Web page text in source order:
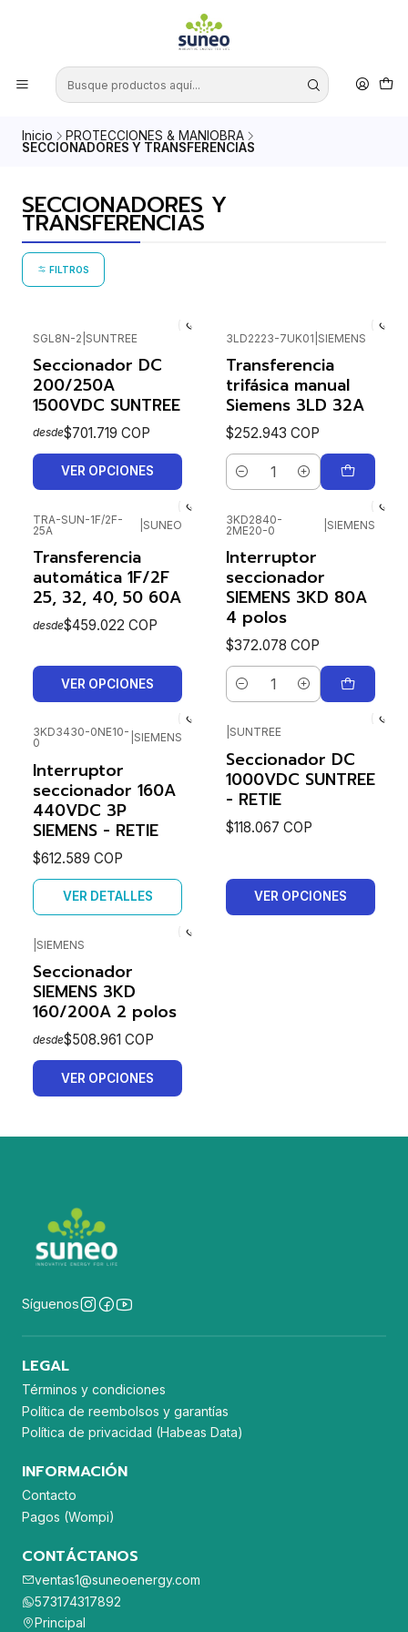
Inicio
PROTECCIONES & MANIOBRA
SECCIONADORES Y TRANSFERENCIAS
SECCIONADORES Y
TRANSFERENCIAS
FILTROS
SGL8N-2 SUNTREE
Seccionador DC
200/250A
1500VDC SUNTREE
desde$701.719 COP
VER OPCIONES
3LD2223-7UK01 SIEMENS
Transferencia
trifásica manual
Siemens 3LD 32A
$252.943 COP
Cantidad
TRA-SUN-1F/2F-
25A
SUNEO
Transferencia
automática 1F/2F
25, 32, 40, 50 60A
desde$459.022 COP
VER OPCIONES
3KD2840-
2ME20-0
SIEMENS
Interruptor
seccionador
SIEMENS 3KD 80A
4 polos
$372.078 COP
Cantidad
3KD3430-0NE10-
0
SIEMENS
Interruptor
seccionador 160A
440VDC 3P
SIEMENS - RETIE
$612.589 COP
VER DETALLES
SUNTREE
Seccionador DC
1000VDC SUNTREE
- RETIE
$118.067 COP
VER OPCIONES
SIEMENS
Seccionador
SIEMENS 3KD
160/200A 2 polos
desde$508.961 COP
VER OPCIONES
Síguenos
LEGAL
Términos y condiciones
Política de reembolsos y garantías
Política de privacidad (Habeas Data)
INFORMACIÓN
Contacto
Pagos (Wompi)
CONTÁCTANOS
ventas1@suneoenergy.com
573174317892
Principal